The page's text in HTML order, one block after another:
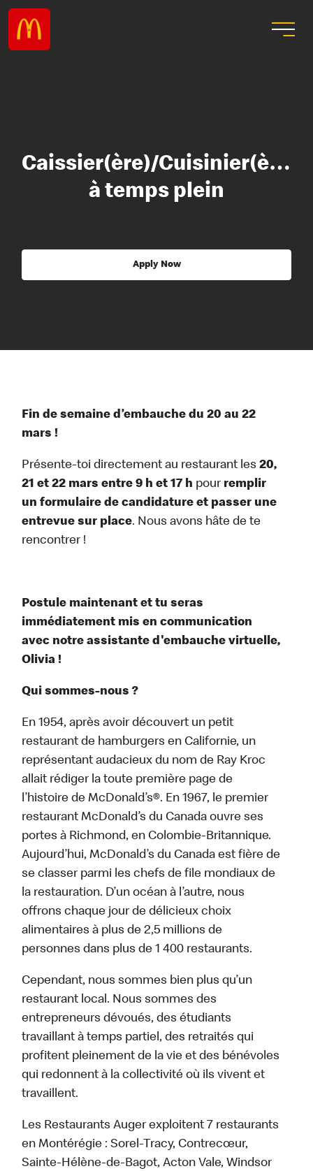
Caissier(ère)/Cuisinier(ère)
à temps plein
Apply Now
Fin de semaine d’embauche du 20 au 22
mars !
Présente-toi directement au restaurant les20,
21 et 22 mars entre 9 h et 17 h pour remplir
un formulaire de candidature et passer une
entrevue sur place. Nous avons hâte de te
rencontrer !
Postule maintenant et tu seras
immédiatement mis en communication
avec notre assistante d'embauche virtuelle,
Olivia !
Qui sommes-nous ?
En 1954, après avoir découvert un petit
restaurant de hamburgers en Californie, un
représentant audacieux du nom de Ray Kroc
allait rédiger la toute première page de
l’histoire de McDonald’s®. En 1967, le premier
restaurant McDonald’s du Canada ouvre ses
portes à Richmond, en Colombie-Britannique.
Aujourd’hui, McDonald’s du Canada est fière de
se classer parmi les chefs de file mondiaux de
la restauration. D’un océan à l’autre, nous
offrons chaque jour de délicieux choix
alimentaires à plus de 2,5 millions de
personnes dans plus de 1 400 restaurants.
Cependant, nous sommes bien plus qu’un
restaurant local. Nous sommes des
entrepreneurs dévoués, des étudiants
travaillant à temps partiel, des retraités qui
profitent pleinement de la vie et des bénévoles
qui redonnent à la collectivité où ils vivent et
travaillent.
Les Restaurants Auger exploitent 7 restaurants
en Montérégie : Sorel-Tracy, Contrecœur,
Sainte-Hélène-de-Bagot, Acton Vale, Windsor